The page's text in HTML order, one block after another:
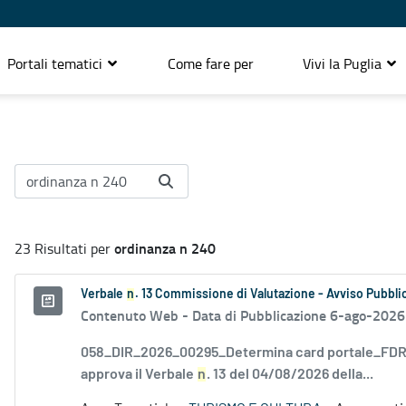
Portali tematici Come fare per Vivi la Puglia
23 Risultati perordinanza n 240
Verbale n . 13 Commissione di Valutazione - Avviso
Contenuto Web - Data di Pubblicazione 6-ago-
058_DIR_2026_00295_Determina card
approva il Verbale n. 13 del 04/08/2026 della...